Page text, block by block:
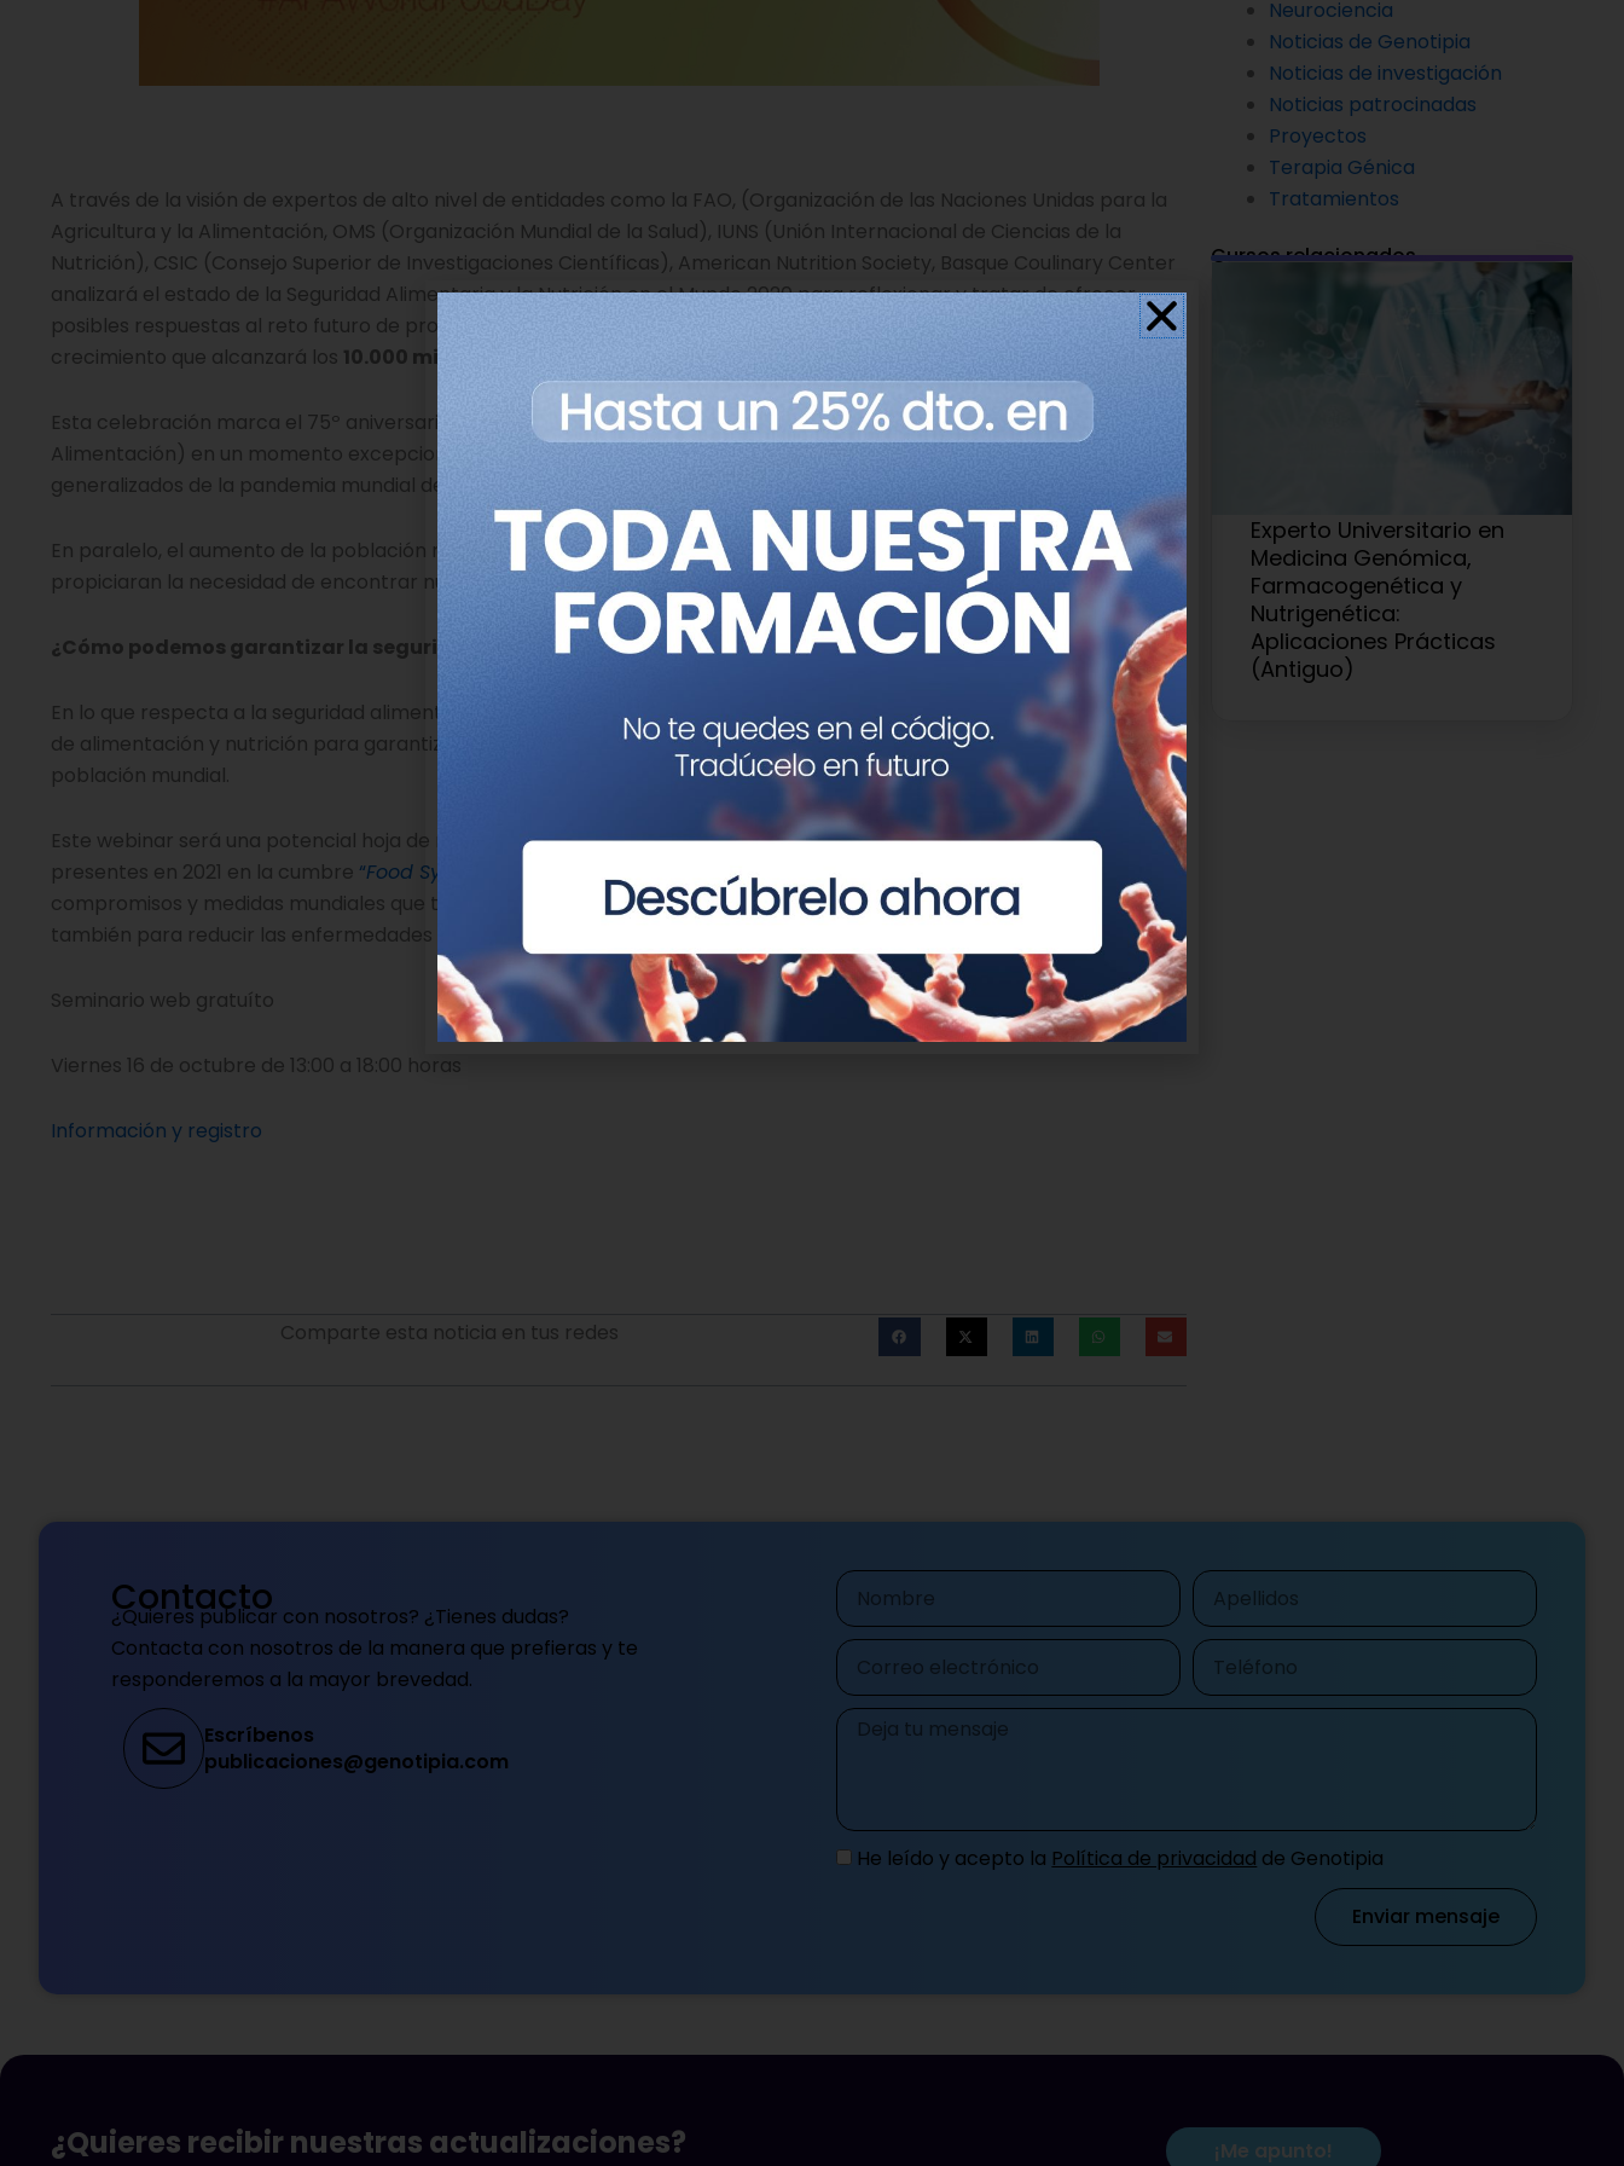
A través de la visión de expertos de alto nivel de entidades como la FAO, (Organización de las Naciones Unidas para la
Agricultura y la Alimentación, OMS (Organización Mundial de la Salud), IUNS (Unión Internacional de Ciencias de la
Nutrición), CSIC (Consejo Superior de Investigaciones Científicas), American Nutrition Society, Basque Coulinary Center
analizará el estado de la Seguridad Alimentaria y la Nutrición en el Mundo 2020 para reflexionar y tratar de ofrecer
posibles respuestas al reto futuro de proporcionar una dieta saludable y sostenible a una población mundial en
crecimiento que alcanzará los 10.000 millones de personas en 2050.
Esta celebración marca el 75º aniversario de la FAO (Organización de las Naciones Unidas para la Agricultura y la
Alimentación) en un momento excepcional, ya que los países de todo el mundo se enfrentan a los efectos
generalizados de la pandemia mundial de enfermedad por coronavirus (COVID-19).
En paralelo, el aumento de la población mundial, los nuevos hábitos alimentarios, la malnutrición y desnutrición
propiciaran la necesidad de encontrar nuevas formas de producción sostenibles y saludables.
¿Cómo podemos garantizar la seguridad alimentaria del planeta?
En lo que respecta a la seguridad alimentaria, esta crisis sanitaria conducirá inevitablemente a cambios en el sistema
de alimentación y nutrición para garantizar, de forma personalizada, la salud, el bienestar y la calidad de vida de la
población mundial.
Este webinar será una potencial hoja de ruta con las visiones de los distintos de expertos, muchos de ellos estarán
presentes en 2021 en la cumbre “Food Systems Summit
para aumentar la conciencia mundial y establecer
compromisos y medidas mundiales que transformen los sistemas alimentarios para resolver no sólo el hambre, sino
también para reducir las enfermedades relacionadas con la dieta y sanar el planeta.
Seminario web gratuíto
Viernes 16 de octubre de 13:00 a 18:00 horas
Información y registro
Comparte esta noticia en tus redes
Neurociencia
Noticias de Genotipia
Noticias de investigación
Noticias patrocinadas
Proyectos
Terapia Génica
Tratamientos
Cursos relacionados
Experto Universitario en
Medicina Genómica,
Farmacogenética y
Nutrigenética:
Aplicaciones Prácticas
(Antiguo)
Contacto
¿Quieres publicar con nosotros? ¿Tienes dudas?
Contacta con nosotros de la manera que prefieras y te
responderemos a la mayor brevedad.
Escríbenos
publicaciones@genotipia.com
Nombre Apellidos
Correo
electrónico
Teléfono
Mensaje
He leído y acepto la Política de privacidad de Genotipia
Enviar mensaje
¿Quieres recibir nuestras actualizaciones? ¡Me apunto!